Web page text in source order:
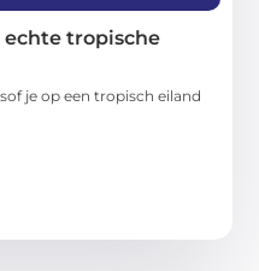
echte tropische
je op een tropisch eiland